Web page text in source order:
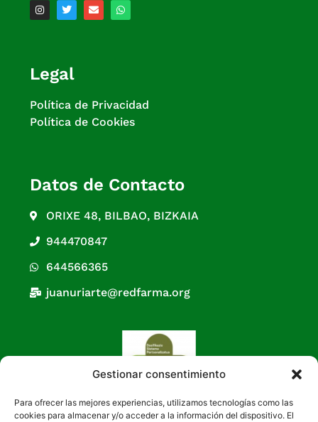
Gestionar consentimiento
Para ofrecer las mejores experiencias, utilizamos tecnologías como las
cookies para almacenar y/o acceder a la información del dispositivo. El
Legal
Política de Privacidad
Política de Cookies
Datos de Contacto
ORIXE 48, BILBAO, BIZKAIA
944470847
644566365
juanuriarte@redfarma.org